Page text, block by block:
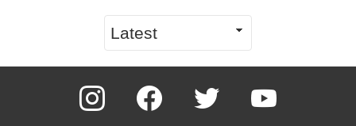
instagram facebook twitter youtube